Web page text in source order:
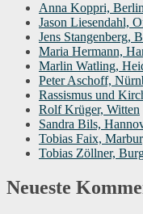
Anna Koppri,
Jason Liesendahl,
Jens Stangenberg,
Maria Hermann,
Marlin Watling,
Peter Aschoff,
Rassismus und
Rolf Krüger, Witten
Sandra Bils,
Tobias Faix,
Tobias Zöllner,
Neueste